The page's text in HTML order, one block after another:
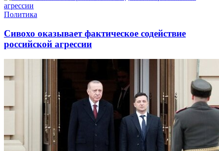
Политика
Сивохо оказывает фактическое содействие
российской агрессии